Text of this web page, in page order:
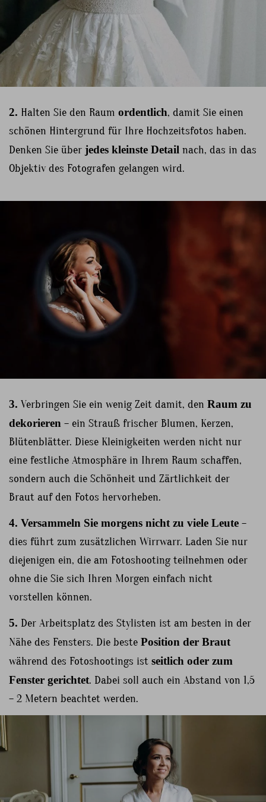
2. Halten Sie den Raum ordentlich, damit Sie einen
schönen Hintergrund für Ihre Hochzeitsfotos haben.
Denken Sie über jedes kleinste Detail nach, das in das
Objektiv des Fotografen gelangen wird.
3. Verbringen Sie ein wenig Zeit damit, den Raum zu
dekorieren – ein Strauß frischer Blumen, Kerzen,
Blütenblätter. Diese Kleinigkeiten werden nicht nur
eine festliche Atmosphäre in Ihrem Raum schaffen,
sondern auch die Schönheit und Zärtlichkeit der
Braut auf den Fotos hervorheben.
4. Versammeln Sie morgens nicht zu viele Leute –
dies führt zum zusätzlichen Wirrwarr. Laden Sie nur
diejenigen ein, die am Fotoshooting teilnehmen oder
ohne die Sie sich Ihren Morgen einfach nicht
vorstellen können.
5. Der Arbeitsplatz des Stylisten ist am besten in der
Nähe des Fensters. Die beste Position der Braut
während des Fotoshootings ist seitlich oder zum
Fenster gerichtet. Dabei soll auch ein Abstand von 1,5
– 2 Metern beachtet werden.